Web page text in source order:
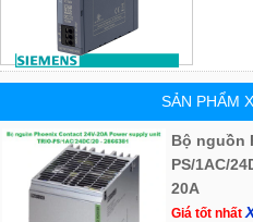
SẢN PHẨM
Bộ nguồn
PS/1AC/
20A
Giá tốt nhất